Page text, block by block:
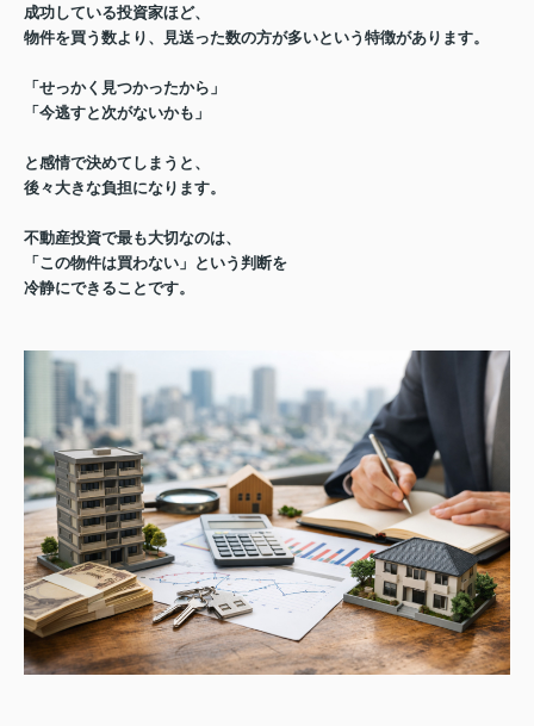
成功している投資家ほど、
物件を買う数より、
見送った数の方が多いという 特徴があります。
「せっかく見つかったから」
「今逃すと次がないかも」
と感情で決めてしまうと、
後々大きな負担になります。
不動産投資で最も大切なのは、
「この物件は買わない」という判断を
冷静にできることです。